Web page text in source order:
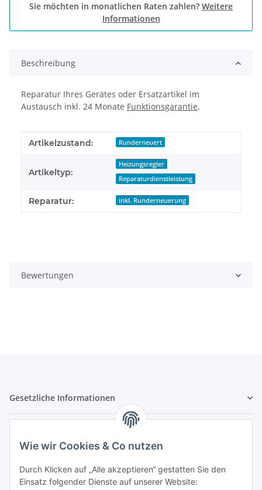
Wie wir Cookies & Co nutzen
Durch Klicken auf „Alle akzeptieren“ gestatten Sie den
Einsatz folgender Dienste auf unserer Website:
Sie möchten in monatlichen Raten zahlen? Weitere
Informationen
Beschreibung
Reparatur Ihres Gerätes oder Ersatzartikel im
Austausch inkl. 24 Monate Funktionsgarantie.
Produkteigenschaft
Wert
Artikelzustand: Runderneuert
Artikeltyp:
Heizungsregler
Reparaturdienstleistung
Reparatur: inkl. Runderneuerung
Bewertungen
Gesetzliche Informationen